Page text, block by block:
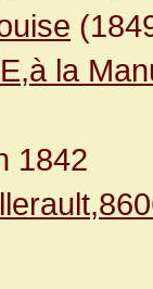
la
1842